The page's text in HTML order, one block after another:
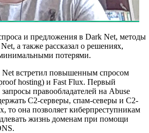
и предложения в Dark Net, методы
а также рассказал о решениях,
потерями.
встретил повышенным спросом
hosting) и Fast Flux. Первый
правообладателей на Abuse
С2-серверы, спам-северы и С2-
то она позволяет киберпреступникам
жизнь доменам при помощи